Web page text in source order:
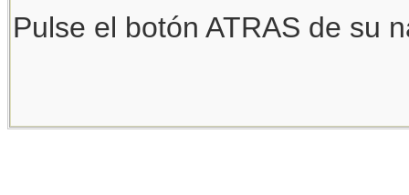
Pulse el botón ATRAS de su